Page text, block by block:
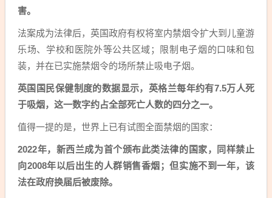
害。
法案成为法律后，英国政府有权将室内禁烟令扩大到儿童游
乐场、学校和医院外等公共区域；限制电子烟的口味和包
装，并在已实施禁烟令的场所禁止吸电子烟。
英国国民保健制度的数据显示，英格兰每年约有7.5万人死
于吸烟，这一数字约占全部死亡人数的四分之一。
值得一提的是，世界上已有试图全面禁烟的国家：
2022年，新西兰成为首个颁布此类法律的国家，同样禁止
向2008年以后出生的人群销售香烟；但实施不到一年，该
法在政府换届后被废除。